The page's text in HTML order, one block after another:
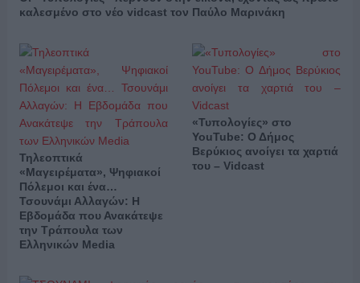
καλεσμένο στο νέο vidcast τον Παύλο Μαρινάκη
Τηλεοπτικά
«Μαγειρέματα», Ψηφιακοί
Πόλεμοι και ένα…
Τσουνάμι Αλλαγών: Η
Εβδομάδα που Ανακάτεψε
την Τράπουλα των
Ελληνικών Media
«Τυπολογίες» στο
YouTube: Ο Δήμος
Βερύκιος ανοίγει τα χαρτιά
του – Vidcast